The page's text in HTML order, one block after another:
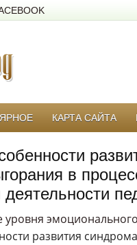
КАРТА САЙТА
в
уровня
развития